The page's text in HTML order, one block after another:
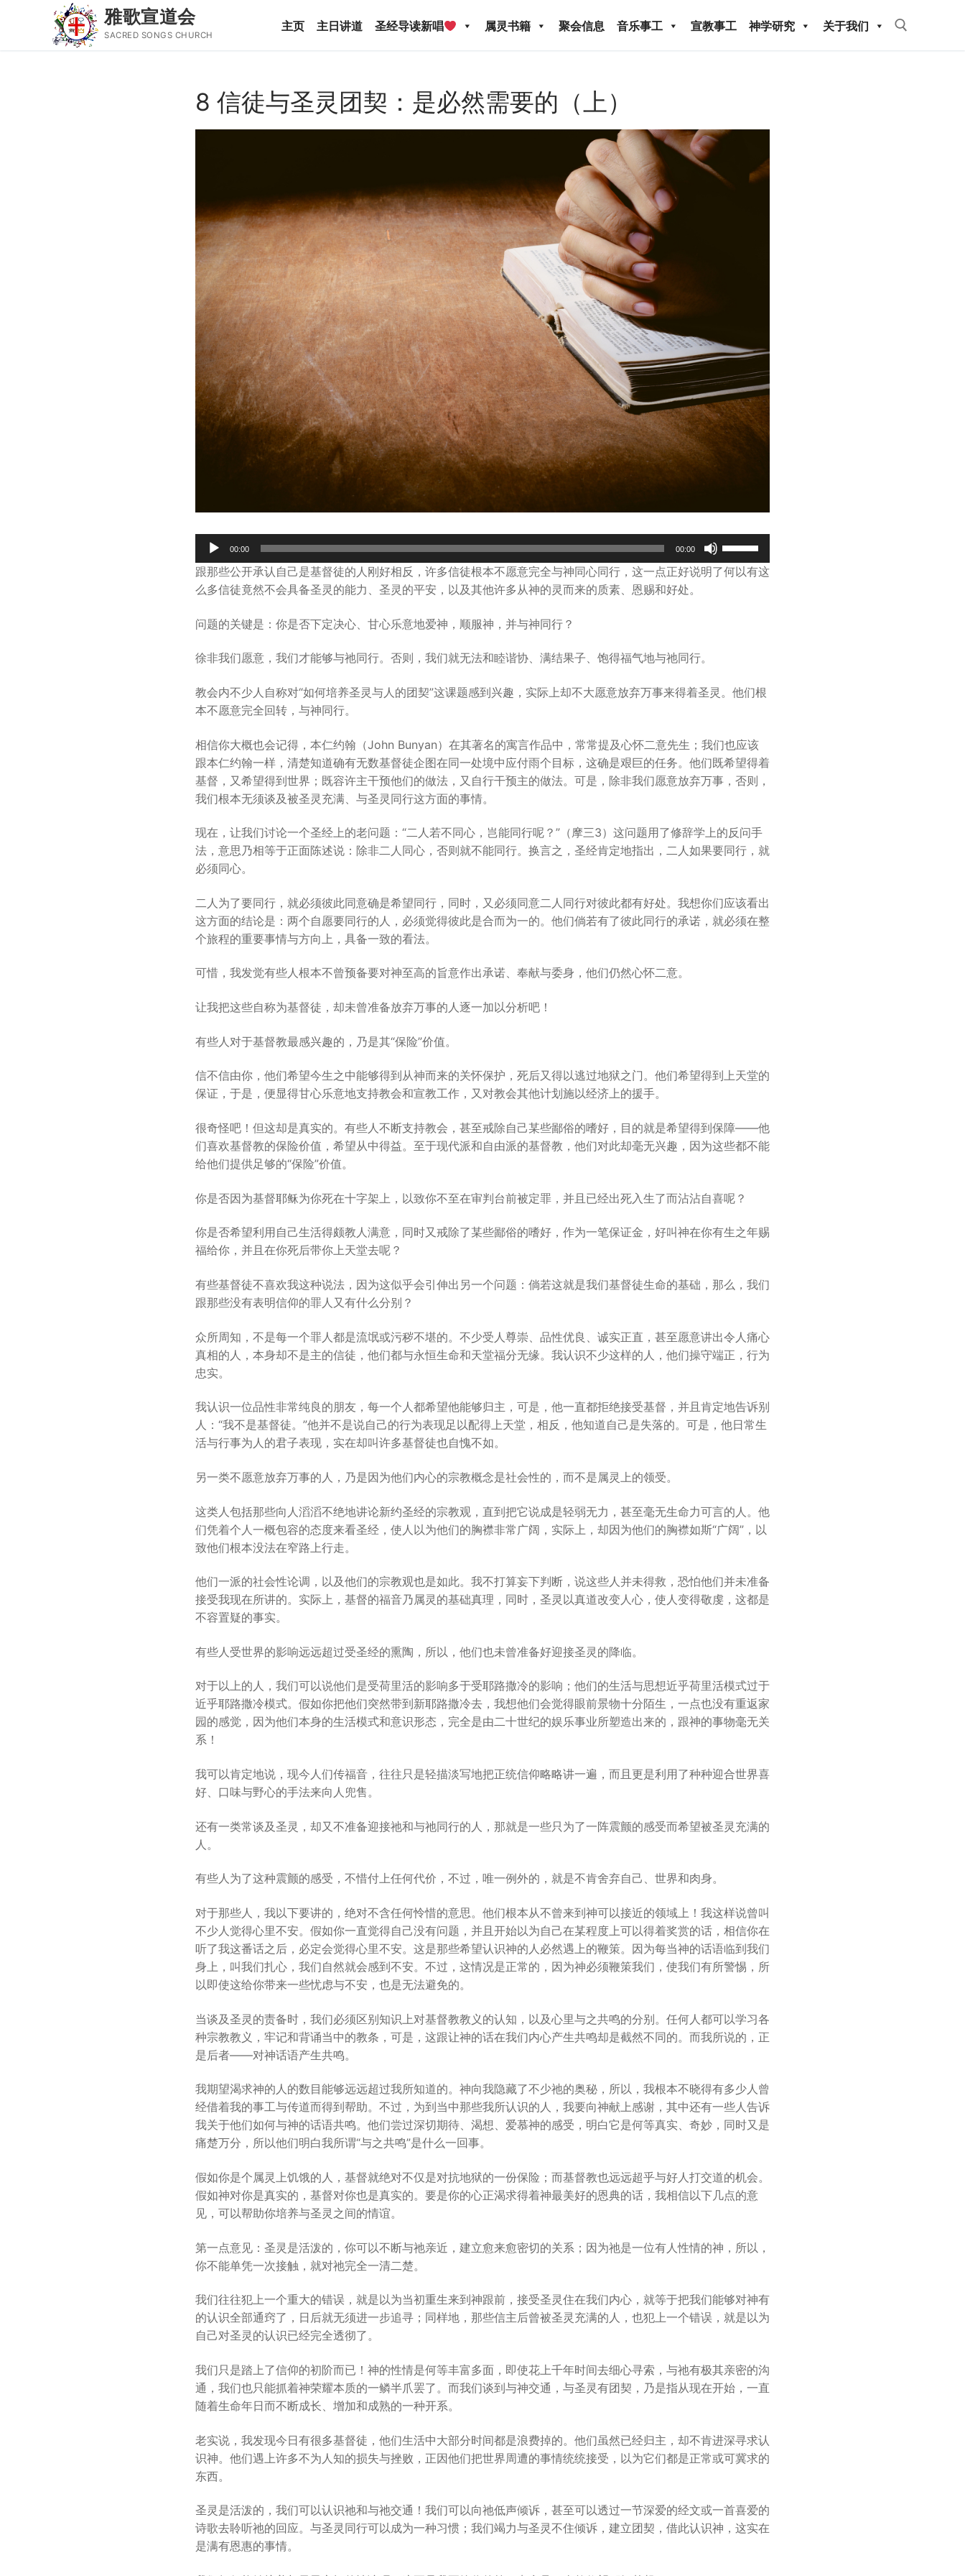
雅歌宣道会
SACRED SONGS CHURCH
主页 主日讲道 圣经导读新唱 属灵书籍 聚会信息 音乐事工 宣教事工 神学研究 关于我们
属灵书籍 聚会信息 音乐事工 宣教事工 神学研究
关于我们
8 信徒与圣灵团契：是必然需要的（上）
Audio
Player
00:00 00:00
Up/Down
Arrow
volume.
跟那些公开承认自己是基督徒的人刚好相反，许多信徒根本不愿意完全与神同心同行，这一点正好说明了何以有这
么多信徒竟然不会具备圣灵的能力、圣灵的平安，以及其他许多从神的灵而来的质素、恩赐和好处。
问题的关键是：你是否下定决心、甘心乐意地爱神，顺服神，并与神同行？
徐非我们愿意，我们才能够与祂同行。否则，我们就无法和睦谐协、满结果子、饱得福气地与祂同行。
教会内不少人自称对“如何培养圣灵与人的团契”这课题感到兴趣，实际上却不大愿意放弃万事来得着圣灵。他们根
本不愿意完全回转，与神同行。
相信你大概也会记得，本仁约翰（John Bunyan）在其著名的寓言作品中，常常提及心怀二意先生；我们也应该
跟本仁约翰一样，清楚知道确有无数基督徒企图在同一处境中应付雨个目标，这确是艰巨的任务。他们既希望得着
基督，又希望得到世界；既容许主干预他们的做法，又自行干预主的做法。可是，除非我们愿意放弃万事，否则，
我们根本无须谈及被圣灵充满、与圣灵同行这方面的事情。
现在，让我们讨论一个圣经上的老问题：“二人若不同心，岂能同行呢？”（摩三3）这问题用了修辞学上的反问手
法，意思乃相等于正面陈述说：除非二人同心，否则就不能同行。换言之，圣经肯定地指出，二人如果要同行，就
必须同心。
二人为了要同行，就必须彼此同意确是希望同行，同时，又必须同意二人同行对彼此都有好处。我想你们应该看出
这方面的结论是：两个自愿要同行的人，必须觉得彼此是合而为一的。他们倘若有了彼此同行的承诺，就必须在整
个旅程的重要事情与方向上，具备一致的看法。
可惜，我发觉有些人根本不曾预备要对神至高的旨意作出承诺、奉献与委身，他们仍然心怀二意。
让我把这些自称为基督徒，却未曾准备放弃万事的人逐一加以分析吧！
有些人对于基督教最感兴趣的，乃是其“保险”价值。
信不信由你，他们希望今生之中能够得到从神而来的关怀保护，死后又得以逃过地狱之门。他们希望得到上天堂的
保证，于是，便显得甘心乐意地支持教会和宣教工作，又对教会其他计划施以经济上的援手。
很奇怪吧！但这却是真实的。有些人不断支持教会，甚至戒除自己某些鄙俗的嗜好，目的就是希望得到保障——他
们喜欢基督教的保险价值，希望从中得益。至于现代派和自由派的基督教，他们对此却毫无兴趣，因为这些都不能
给他们提供足够的“保险”价值。
你是否因为基督耶稣为你死在十字架上，以致你不至在审判台前被定罪，并且已经出死入生了而沾沾自喜呢？
你是否希望利用自己生活得颇教人满意，同时又戒除了某些鄙俗的嗜好，作为一笔保证金，好叫神在你有生之年赐
福给你，并且在你死后带你上天堂去呢？
有些基督徒不喜欢我这种说法，因为这似乎会引伸出另一个问题：倘若这就是我们基督徒生命的基础，那么，我们
跟那些没有表明信仰的罪人又有什么分别？
众所周知，不是每一个罪人都是流氓或污秽不堪的。不少受人尊崇、品性优良、诚实正直，甚至愿意讲出令人痛心
真相的人，本身却不是主的信徒，他们都与永恒生命和天堂福分无缘。我认识不少这样的人，他们操守端正，行为
忠实。
我认识一位品性非常纯良的朋友，每一个人都希望他能够归主，可是，他一直都拒绝接受基督，并且肯定地告诉别
人：“我不是基督徒。”他并不是说自己的行为表现足以配得上天堂，相反，他知道自己是失落的。可是，他日常生
活与行事为人的君子表现，实在却叫许多基督徒也自愧不如。
另一类不愿意放弃万事的人，乃是因为他们内心的宗教概念是社会性的，而不是属灵上的领受。
这类人包括那些向人滔滔不绝地讲论新约圣经的宗教观，直到把它说成是轻弱无力，甚至毫无生命力可言的人。他
们凭着个人一概包容的态度来看圣经，使人以为他们的胸襟非常广阔，实际上，却因为他们的胸襟如斯“广阔”，以
致他们根本没法在窄路上行走。
他们一派的社会性论调，以及他们的宗教观也是如此。我不打算妄下判断，说这些人并未得救，恐怕他们并未准备
接受我现在所讲的。实际上，基督的福音乃属灵的基础真理，同时，圣灵以真道改变人心，使人变得敬虔，这都是
不容置疑的事实。
有些人受世界的影响远远超过受圣经的熏陶，所以，他们也未曾准备好迎接圣灵的降临。
对于以上的人，我们可以说他们是受荷里活的影响多于受耶路撒冷的影响；他们的生活与思想近乎荷里活模式过于
近乎耶路撒冷模式。假如你把他们突然带到新耶路撒冷去，我想他们会觉得眼前景物十分陌生，一点也没有重返家
园的感觉，因为他们本身的生活模式和意识形态，完全是由二十世纪的娱乐事业所塑造出来的，跟神的事物毫无关
系！
我可以肯定地说，现今人们传福音，往往只是轻描淡写地把正统信仰略略讲一遍，而且更是利用了种种迎合世界喜
好、口味与野心的手法来向人兜售。
还有一类常谈及圣灵，却又不准备迎接祂和与祂同行的人，那就是一些只为了一阵震颤的感受而希望被圣灵充满的
人。
有些人为了这种震颤的感受，不惜付上任何代价，不过，唯一例外的，就是不肯舍弃自己、世界和肉身。
对于那些人，我以下要讲的，绝对不含任何怜惜的意思。他们根本从不曾来到神可以接近的领域上！我这样说曾叫
不少人觉得心里不安。假如你一直觉得自己没有问题，并且开始以为自己在某程度上可以得着奖赏的话，相信你在
听了我这番话之后，必定会觉得心里不安。这是那些希望认识神的人必然遇上的鞭策。因为每当神的话语临到我们
身上，叫我们扎心，我们自然就会感到不安。不过，这情况是正常的，因为神必须鞭策我们，使我们有所警惕，所
以即使这给你带来一些忧虑与不安，也是无法避免的。
当谈及圣灵的责备时，我们必须区别知识上对基督教教义的认知，以及心里与之共鸣的分别。任何人都可以学习各
种宗教教义，牢记和背诵当中的教条，可是，这跟让神的话在我们内心产生共鸣却是截然不同的。而我所说的，正
是后者——对神话语产生共鸣。
我期望渴求神的人的数目能够远远超过我所知道的。神向我隐藏了不少祂的奥秘，所以，我根本不晓得有多少人曾
经借着我的事工与传道而得到帮助。不过，为到当中那些我所认识的人，我要向神献上感谢，其中还有一些人告诉
我关于他们如何与神的话语共鸣。他们尝过深切期待、渴想、爱慕神的感受，明白它是何等真实、奇妙，同时又是
痛楚万分，所以他们明白我所谓“与之共鸣”是什么一回事。
假如你是个属灵上饥饿的人，基督就绝对不仅是对抗地狱的一份保险；而基督教也远远超乎与好人打交道的机会。
假如神对你是真实的，基督对你也是真实的。要是你的心正渴求得着神最美好的恩典的话，我相信以下几点的意
见，可以帮助你培养与圣灵之间的情谊。
第一点意见：圣灵是活泼的，你可以不断与祂亲近，建立愈来愈密切的关系；因为祂是一位有人性情的神，所以，
你不能单凭一次接触，就对祂完全一清二楚。
我们往往犯上一个重大的错误，就是以为当初重生来到神跟前，接受圣灵住在我们内心，就等于把我们能够对神有
的认识全部通窍了，日后就无须进一步追寻；同样地，那些信主后曾被圣灵充满的人，也犯上一个错误，就是以为
自己对圣灵的认识已经完全透彻了。
我们只是踏上了信仰的初阶而已！神的性情是何等丰富多面，即使花上千年时间去细心寻索，与祂有极其亲密的沟
通，我们也只能抓着神荣耀本质的一鳞半爪罢了。而我们谈到与神交通，与圣灵有团契，乃是指从现在开始，一直
随着生命年日而不断成长、增加和成熟的一种开系。
老实说，我发现今日有很多基督徒，他们生活中大部分时间都是浪费掉的。他们虽然已经归主，却不肯进深寻求认
识神。他们遇上许多不为人知的损失与挫败，正因他们把世界周遭的事情统统接受，以为它们都是正常或可冀求的
东西。
圣灵是活泼的，我们可以认识祂和与祂交通！我们可以向祂低声倾诉，甚至可以透过一节深爱的经文或一首喜爱的
诗歌去聆听祂的回应。与圣灵同行可以成为一种习惯；我们竭力与圣灵不住倾诉，建立团契，借此认识神，这实在
是满有恩惠的事情。